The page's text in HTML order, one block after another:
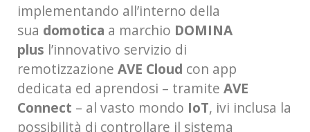
implementando all’interno della
sua domotica a marchio DOMINA
plus l’innovativo servizio di
remotizzazione AVE Cloud con app
dedicata ed aprendosi – tramite AVE
Connect – al vasto mondo IoT, ivi inclusa la
possibilità di controllare il sistema